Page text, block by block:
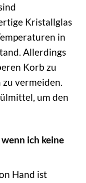
Kristallglas
in
Allerdings
Korb zu
zu vermeiden.
um den
ich keine
Hand ist